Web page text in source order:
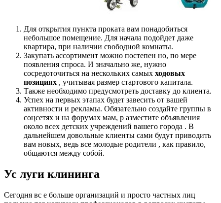
Для открытия пункта проката вам понадобиться
небольшое помещение. Для начала подойдет даже
квартира, при наличии свободной комнаты.
Закупать ассортимент можно постепен но, по мере
появления спроса. И значально же, нужно
сосредоточиться на нескольких самых ходовых
позициях , учитывая размер стартового капитала.
Также необходимо предусмотреть доставку до клиента.
Успех на первых этапах будет завесить от вашей
активности и рекламы. Обязательно создайте группы в
соцсетях и на форумах мам, р азместите объявления
около всех детских учреждений вашего города . В
дальнейшем довольные клиенты сами будут приводить
вам новых, ведь все молодые родители , как правило,
общаются между собой.
Ус луги клининга
Сегодня вс е больше организаций и просто частных лиц